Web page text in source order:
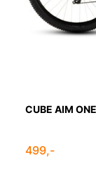
CUBE AIM
499,-